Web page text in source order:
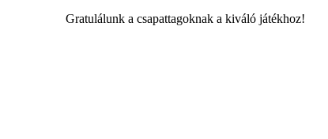
Gratulálunk a csapattagoknak a kiváló játékhoz!